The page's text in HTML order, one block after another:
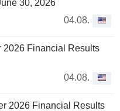
30, 2026
04.08.
2026 Financial Results
04.08.
2026 Financial Results